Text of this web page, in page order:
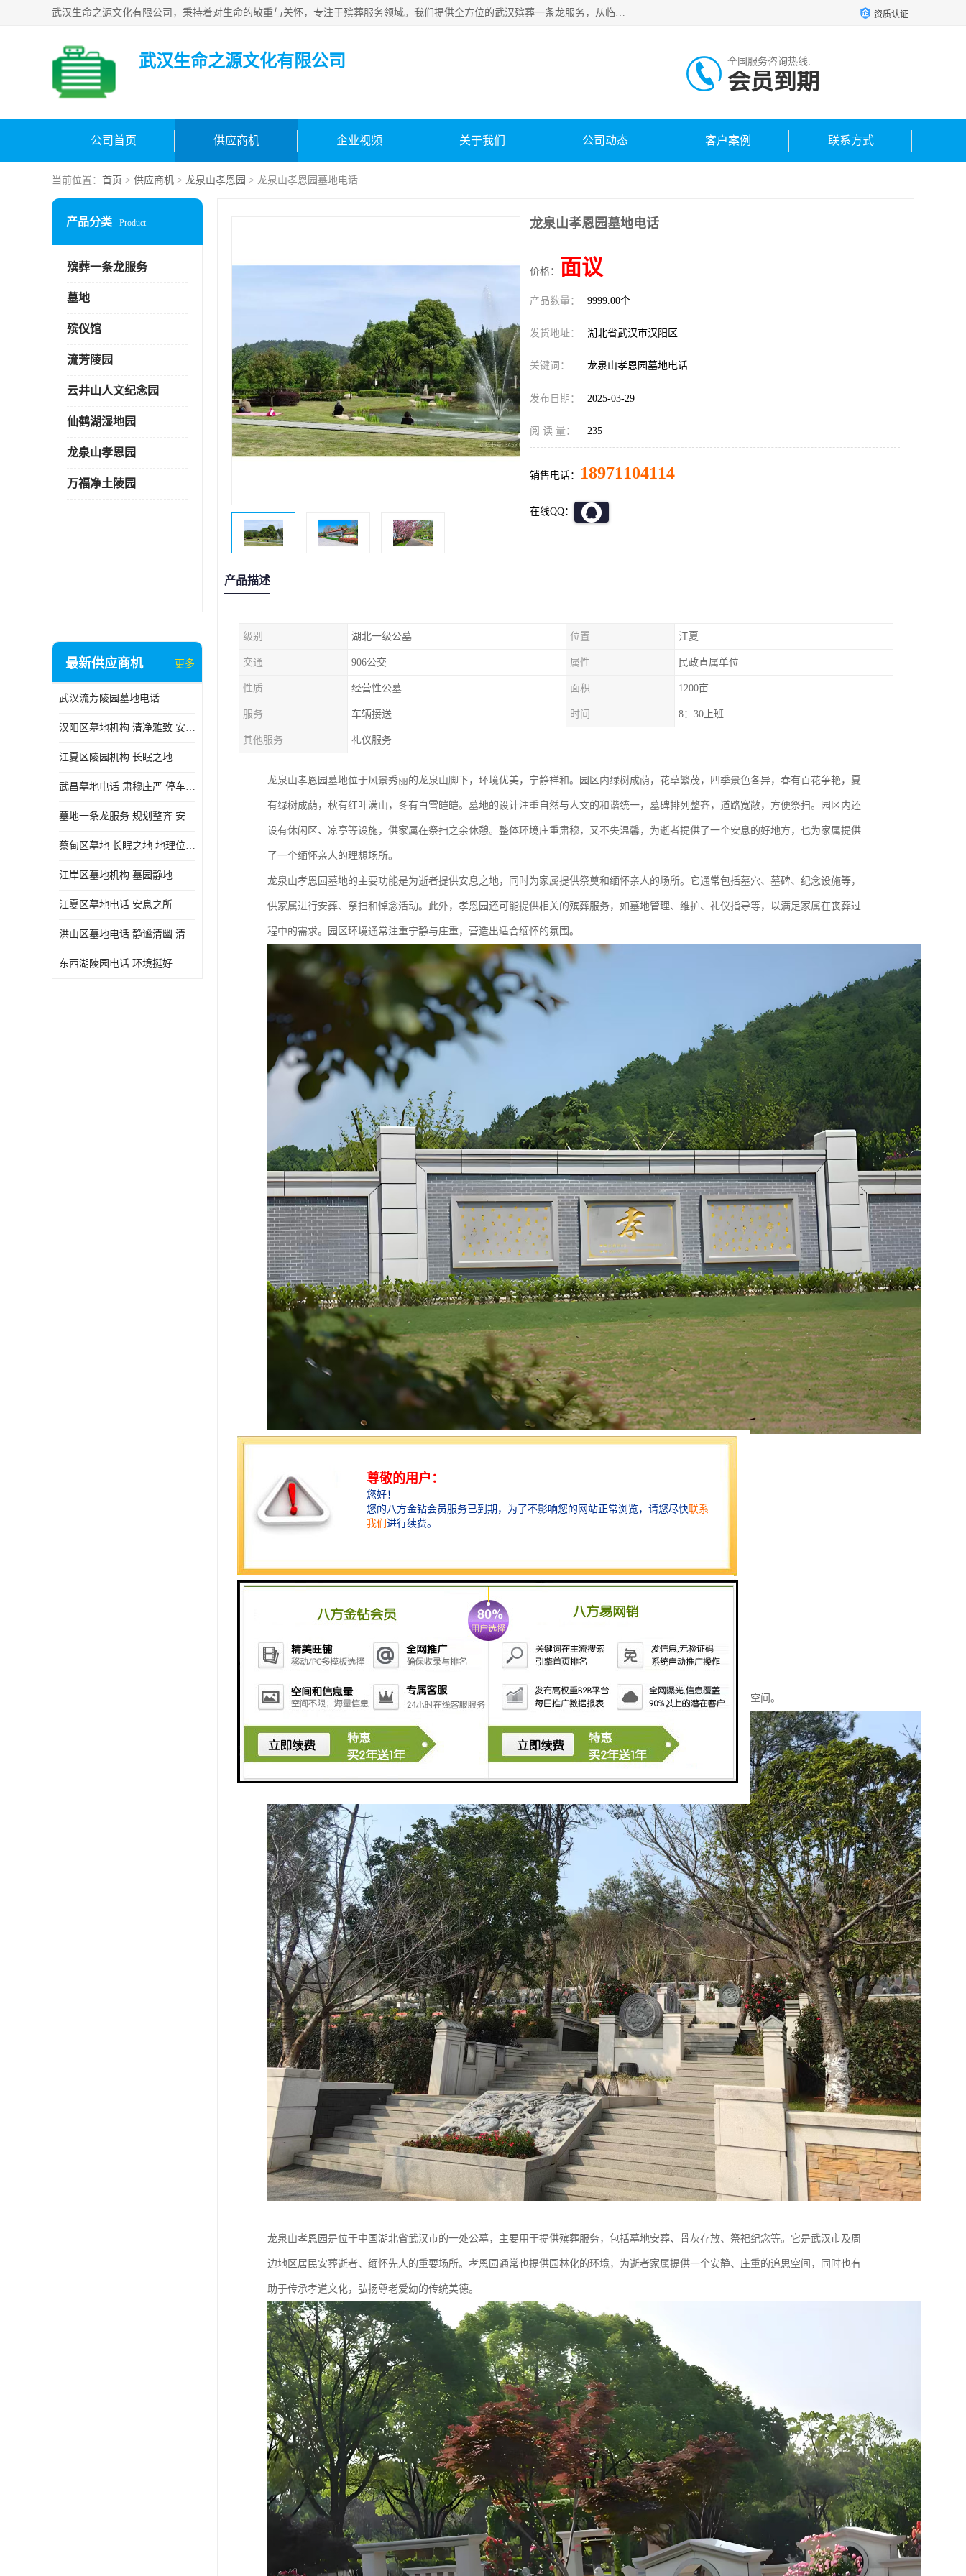
武汉生命之源文化有限公司，秉持着对生命的敬重与关怀，专注于殡葬服务领域。我们提供全方位的武汉殡葬一条龙服务，从临终关怀开始，到后事的妥善处理，每个环节都精心安排。专业团队严格依照规范，为逝者净身、穿衣，庄重地接运遗体，提供优质的遗体整理与妆扮服务。告别仪式策划、火化手续办理以及骨灰安置等事务，也都有专人协助。 资质认证
武汉生命之源文化有限公司 全国服务咨询热线:
会员到期
公司首页 供应商机 企业视频 关于我们 公司动态 客户案例 联系方式
当前位置： 首页 > 供应商机 > 龙泉山孝恩园 > 龙泉山孝恩园墓地电话
产品分类 Product
殡葬一条龙服务
墓地
殡仪馆
流芳陵园
云井山人文纪念园
仙鹤湖湿地园
龙泉山孝恩园
万福净土陵园
最新供应商机 更多
武汉流芳陵园墓地电话
汉阳区墓地机构 清净雅致 安息之所
江夏区陵园机构 长眠之地
武昌墓地电话 肃穆庄严 停车方便
墓地一条龙服务 规划整齐 安息之所
蔡甸区墓地 长眠之地 地理位置好
江岸区墓地机构 墓园静地
江夏区墓地电话 安息之所
洪山区墓地电话 静谧清幽 清净雅致
东西湖陵园电话 环境挺好
龙泉山孝恩园墓地电话
价格： 面议
产品数量： 9999.00个
发货地址： 湖北省武汉市汉阳区
关键词： 龙泉山孝恩园墓地电话
发布日期： 2025-03-29
阅 读 量： 235
销售电话： 18971104114
在线QQ：
产品描述
级别 湖北一级公墓 位置 江夏
交通 906公交 属性 民政直属单位
性质 经营性公墓 面积 1200亩
服务 车辆接送 时间 8：30上班
其他服务 礼仪服务
龙泉山孝恩园墓地位于风景秀丽的龙泉山脚下，环境优美，宁静祥和。园区内绿树成荫，花草繁茂，四季景色各异，春有百花争艳，夏
有绿树成荫，秋有红叶满山，冬有白雪皑皑。墓地的设计注重自然与人文的和谐统一，墓碑排列整齐，道路宽敞，方便祭扫。园区内还
设有休闲区、凉亭等设施，供家属在祭扫之余休憩。整体环境庄重肃穆，又不失温馨，为逝者提供了一个安息的好地方，也为家属提供
了一个缅怀亲人的理想场所。
龙泉山孝恩园墓地的主要功能是为逝者提供安息之地，同时为家属提供祭奠和缅怀亲人的场所。它通常包括墓穴、墓碑、纪念设施等，
供家属进行安葬、祭扫和悼念活动。此外，孝恩园还可能提供相关的殡葬服务，如墓地管理、维护、礼仪指导等，以满足家属在丧葬过
程中的需求。园区环境通常注重宁静与庄重，营造出适合缅怀的氛围。
龙泉山孝恩园陵园的主要功能包括以下几个方面：
1. 安葬服务：提供墓地、骨灰存放等安葬服务，满足逝者家属的需求。
2. 纪念活动：提供场地和设施，供家属举行追思会、纪念仪式等活动。
4. 文化传承：通过碑文、雕塑等形式，传承和弘扬孝道文化、家族历史。
5. 心理慰藉：为逝者家属提供心理支持，帮助他们度过失去亲人的悲痛时期。
6. 管理维护：负责陵园的日常管理和维护，确保环境整洁、设施完好。
7. 咨询服务：提供殡葬相关的咨询服务，帮助家属了解流程和注意事项。
这些功能共同构成了龙泉山孝恩园陵园的综合服务体系，旨在为逝者提供安息之所，为家属提供缅怀和纪念的空间。
龙泉山孝恩园是位于中国湖北省武汉市的一处公墓，主要用于提供殡葬服务，包括墓地安葬、骨灰存放、祭祀纪念等。它是武汉市及周
边地区居民安葬逝者、缅怀先人的重要场所。孝恩园通常也提供园林化的环境，为逝者家属提供一个安静、庄重的追思空间，同时也有
助于传承孝道文化，弘扬尊老爱幼的传统美德。